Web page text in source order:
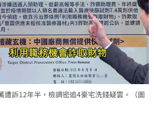
遭訴12年半，檢調密追4豪宅洗錢疑雲。（圖